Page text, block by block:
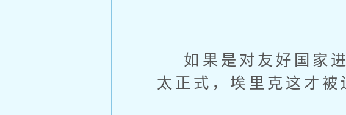
如果是对友好国家进
太正式，埃里克这才被